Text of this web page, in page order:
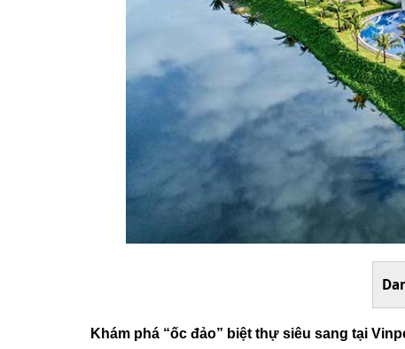
Khám phá “ốc đảo” biệt thự siêu sang tại